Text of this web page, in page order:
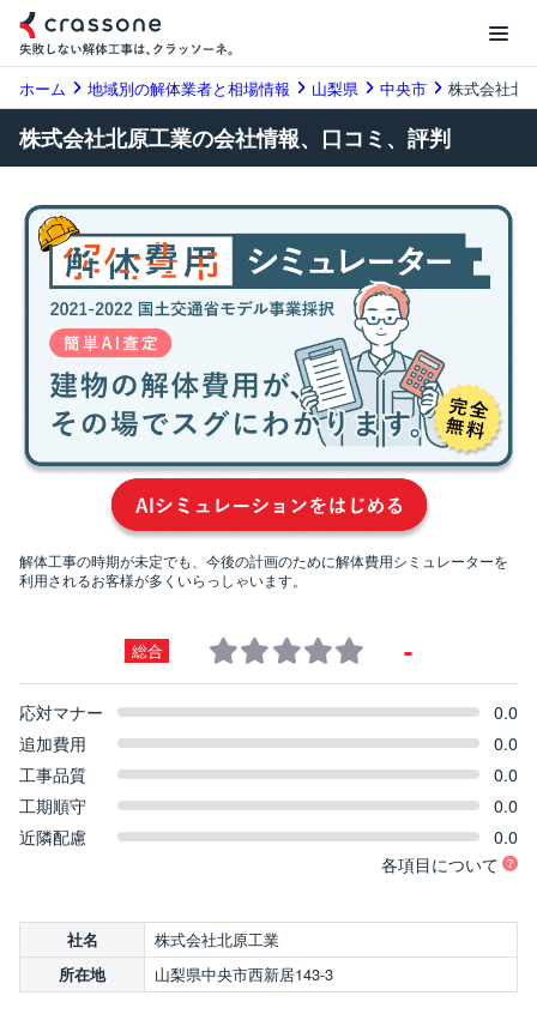
ホーム 地域別の解体業者と相場情報 山梨県 中央市 株式会社北
株式会社北原工業の会社情報、口コミ、評判
解体工事の時期が未定でも、今後の計画のために解体費用シミュレーターを
利用されるお客様が多くいらっしゃいます。
総合 -
応対マナー
0.0
追加費用
0.0
工事品質
0.0
工期順守
0.0
近隣配慮
0.0
各項目について
社名 株式会社北原工業
所在地 山梨県中央市西新居143-3